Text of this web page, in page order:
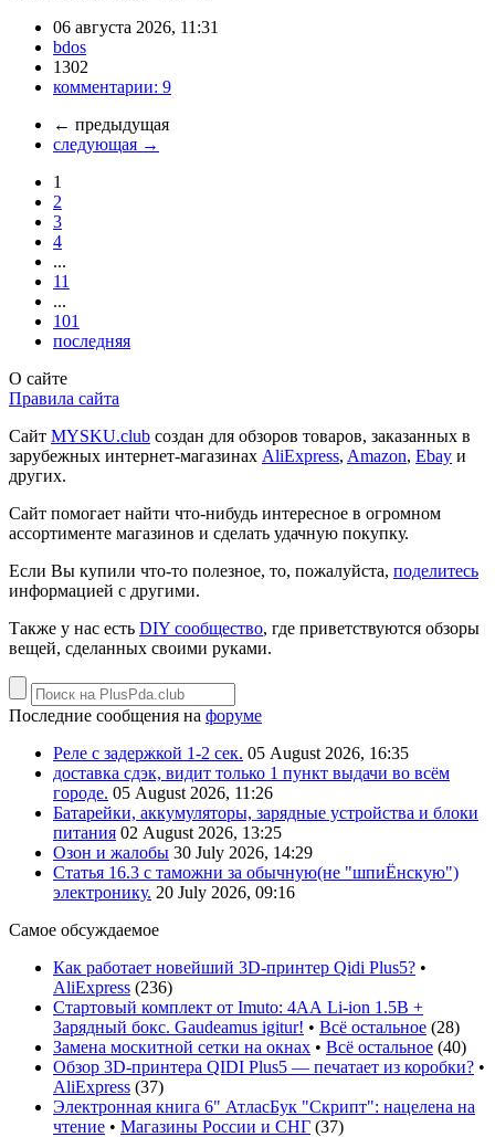
06 августа 2026, 11:31
bdos
1302
комментарии: 9
← предыдущая
следующая →
1
2
3
4
...
11
...
101
последняя
О сайте
Правила сайта
Сайт MYSKU.club cоздан для обзоров товаров, заказанных в
зарубежных интернет-магазинах AliExpress, Amazon, Ebay и
других.
Сайт помогает найти что-нибудь интересное в огромном
ассортименте магазинов и сделать удачную покупку.
Если Вы купили что-то полезное, то, пожалуйста, поделитесь
информацией с другими.
Также у нас есть DIY сообщество, где приветствуются обзоры
вещей, сделанных своими руками.
Последние сообщения на форуме
Реле с задержкой 1-2 сек. 05 August 2026, 16:35
доставка сдэк, видит только 1 пункт выдачи во всём
городе. 05 August 2026, 11:26
Батарейки, аккумуляторы, зарядные устройства и блоки
питания 02 August 2026, 13:25
Озон и жалобы 30 July 2026, 14:29
Статья 16.3 с таможни за обычную(не "шпиЁнскую")
электронику. 20 July 2026, 09:16
Самое обсуждаемое
Как работает новейший 3D-принтер Qidi Plus5? •
AliExpress (236)
Стартовый комплект от Imuto: 4АА Li-ion 1.5В +
Зарядный бокс. Gaudeamus igitur! • Всё остальное (28)
Замена москитной сетки на окнах • Всё остальное (40)
Обзор 3D-принтера QIDI Plus5 — печатает из коробки? •
AliExpress (37)
Электронная книга 6" АтласБук "Скрипт": нацелена на
чтение • Магазины России и СНГ (37)